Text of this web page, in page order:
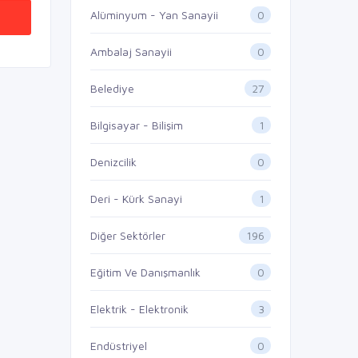
Alüminyum - Yan Sanayii 0
Ambalaj Sanayii 0
Belediye 27
Bilgisayar - Bilişim 1
Denizcilik 0
Deri - Kürk Sanayi 1
Diğer Sektörler 196
Eğitim Ve Danışmanlık 0
Elektrik - Elektronik 3
Endüstriyel 0